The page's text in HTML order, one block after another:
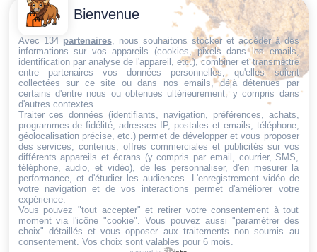
Trouvez ce qu'il vous faut,
au bon endroit
Conditions
générales
de vente
Politique de
cookies
Politique de
confidentialité
Mentions
légales
Conditions de
retour et de
remboursement
Droit de
rétractation
Contactez-
Nous
Email:
dt@sasbms.fr
Bienvenue
Avec 134 partenaires, nous souhaitons stocker et accéder à des
informations sur vos appareils (cookies, pixels dans les emails,
identification par analyse de l'appareil, etc.), combiner et transmettre
entre partenaires vos données personnelles, qu'elles soient
collectées sur ce site ou dans nos emails, déjà détenues par
certains d'entre nous ou obtenues ultérieurement, y compris dans
d'autres contextes.
Traiter ces données (identifiants, navigation, préférences, achats,
programmes de fidélité, adresses IP, postales et emails, téléphone,
géolocalisation précise, etc.) permet de développer et vous proposer
des services, contenus, offres commerciales et publicités sur vos
différents appareils et écrans (y compris par email, courrier, SMS,
téléphone, audio, et vidéo), de les personnaliser, d'en mesurer la
performance, et d'étudier les audiences. L'enregistrement vidéo de
votre navigation et de vos interactions permet d'améliorer votre
expérience.
Vous pouvez "tout accepter" et retirer votre consentement à tout
moment via l'icône "cookie" . Vous pouvez aussi "paramétrer des
choix" détaillés et vous opposer aux traitements non soumis au
consentement. Vos choix sont valables pour 6 mois.